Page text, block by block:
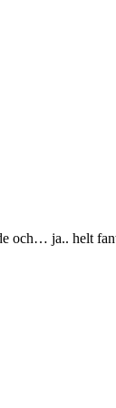
och… ja.. helt